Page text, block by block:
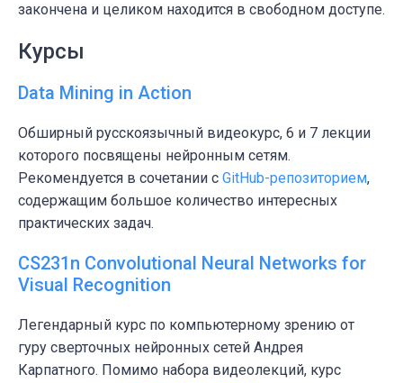
закончена и целиком находится в свободном доступе.
Курсы
Data Mining in Action
Обширный русскоязычный видеокурс, 6 и 7 лекции
которого посвящены нейронным сетям.
Рекомендуется в сочетании с GitHub-репозиторием,
содержащим большое количество интересных
практических задач.
CS231n Convolutional Neural Networks for
Visual Recognition
Легендарный курс по компьютерному зрению от
гуру сверточных нейронных сетей Андрея
Карпатного. Помимо набора видеолекций, курс